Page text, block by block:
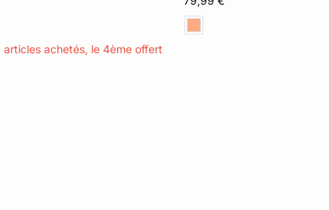
articles achetés, le 4ème offert